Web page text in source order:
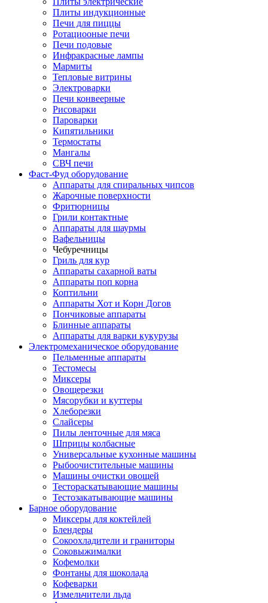
Плиты индукционные
Печи для пиццы
Ротациооные печи
Печи подовые
Инфракрасные лампы
Мармиты
Тепловые витрины
Электроварки
Печи конвеерные
Рисоварки
Пароварки
Кипятильники
Термостаты
Мангалы
СВЧ печи
Фаст-Фуд оборудование
Аппараты для спиральных чипсов
Жарочные поверхности
Фритюрницы
Грили контактные
Аппараты для шаурмы
Вафельницы
Чебуречницы
Гриль для кур
Аппараты сахарной ваты
Аппараты поп корна
Коптильни
Аппараты Хот и Корн Догов
Пончиковые аппараты
Блинные аппараты
Аппараты для варки кукурузы
Электромеханическое оборудование
Пельменные аппараты
Тестомесы
Миксеры
Овощерезки
Мясорубки и куттеры
Хлеборезки
Слайсеры
Пилы ленточные для мяса
Шприцы колбасные
Универсальные кухонные машины
Рыбоочистительные машины
Машины очистки овощей
Тестораскатывающие машины
Тестозакатывающие машины
Барное оборудование
Миксеры для коктейлей
Блендеры
Сокоохладители и граниторы
Соковыжималки
Кофемолки
Фонтаны для шоколада
Кофеварки
Измельчители льда